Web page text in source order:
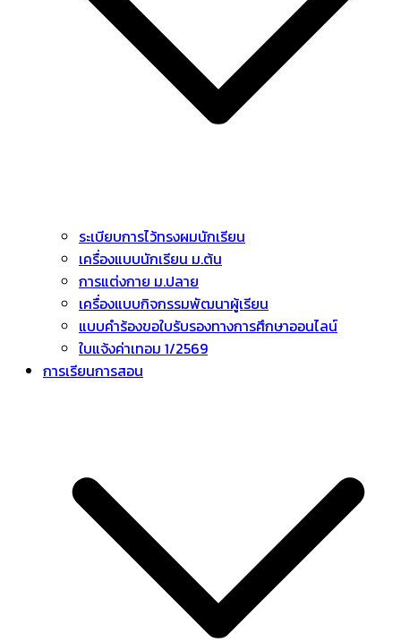
ระเบียบการไว้ทรงผมนักเรียน
เครื่องแบบนักเรียน ม.ต้น
การแต่งกาย ม.ปลาย
เครื่องแบบกิจกรรมพัฒนาผู้เรียน
แบบคำร้องขอใบรับรองทางการศึกษาออนไลน์
ใบแจ้งค่าเทอม 1/2569
การเรียนการสอน